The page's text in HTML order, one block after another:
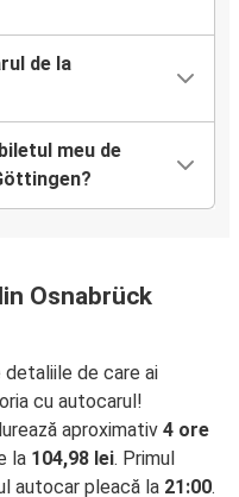
de la
meu de
Osnabrück
de care ai
cu autocarul!
aproximativ 4 ore
la 104,98 lei. Primul
autocar pleacă la 21:00.